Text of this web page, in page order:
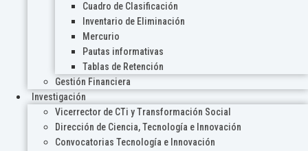
Cuadro de Clasificación
Inventario de Eliminación
Mercurio
Pautas informativas
Tablas de Retención
Gestión Financiera
Investigación
Vicerrector de CTi y Transformación Social
Dirección de Ciencia, Tecnología e Innovación
Convocatorias Tecnología e Innovación